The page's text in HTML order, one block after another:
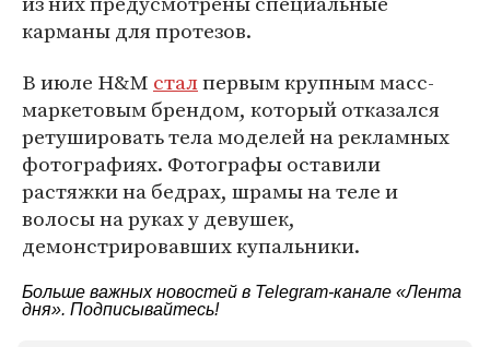
карманы для протезов.
В июле H&M сталпервым крупным масс-
маркетовым брендом, который отказался
ретушировать тела моделей на рекламных
фотографиях. Фотографы оставили
растяжки на бедрах, шрамы на теле и
волосы на руках у девушек,
демонстрировавших купальники.
Больше важных новостей в Telegram-канале «Лента
дня». Подписывайтесь!